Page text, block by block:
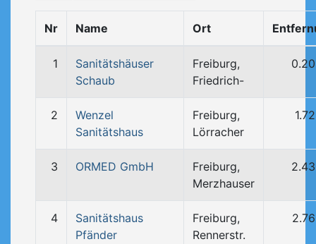
Nr Name Ort
1
Sanitätshäuser
Schaub
Freiburg,
Friedrich-
2
Wenzel
Sanitätshaus
Freiburg,
Lörracher
3 ORMED GmbH
Freiburg,
Merzhauser
4
Sanitätshaus
Pfänder
Freiburg,
Rennerstr.